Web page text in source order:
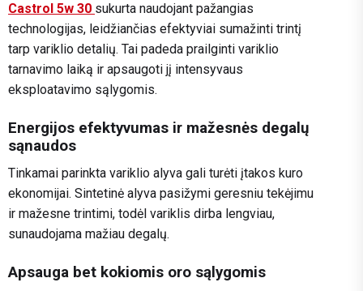
Castrol 5w 30 sukurta naudojant pažangias
technologijas, leidžiančias efektyviai sumažinti trintį
tarp variklio detalių. Tai padeda prailginti variklio
tarnavimo laiką ir apsaugoti jį intensyvaus
eksploatavimo sąlygomis.
Energijos efektyvumas ir mažesnės degalų
sąnaudos
Tinkamai parinkta variklio alyva gali turėti įtakos kuro
ekonomijai. Sintetinė alyva pasižymi geresniu tekėjimu
ir mažesne trintimi, todėl variklis dirba lengviau,
sunaudojama mažiau degalų.
Apsauga bet kokiomis oro sąlygomis